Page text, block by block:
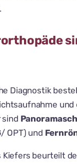
Diagnostik
sind
OPT) und
beurteilt